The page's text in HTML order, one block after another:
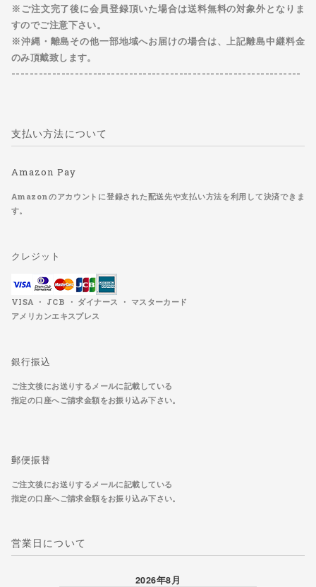
※ご注文完了後に会員登録頂いた場合は送料無料の対象外となりま
すのでご注意下さい。
※沖縄・離島その他一部地域へお届けの場合は、上記離島中継料金
のみ頂戴致します。
----------------------------------------------------------------
支払い方法について
Amazon Pay
Amazonのアカウントに登録された配送先や支払い方法を利用して決済できま
す。
クレジット
VISA ・ JCB ・ ダイナース ・ マスターカード
アメリカンエキスプレス
銀行振込
ご注文後にお送りするメールに記載している
指定の口座へご請求金額をお振り込み下さい。
郵便振替
ご注文後にお送りするメールに記載している
指定の口座へご請求金額をお振り込み下さい。
営業日について
2026年8月